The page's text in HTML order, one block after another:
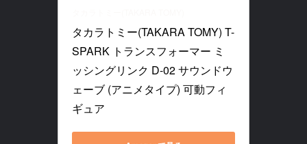
タカラトミー(TAKARA TOMY) T-
SPARK トランスフォーマー ミ
ッシングリンク D-02 サウンドウ
ェーブ (アニメタイプ) 可動フィ
ギュア